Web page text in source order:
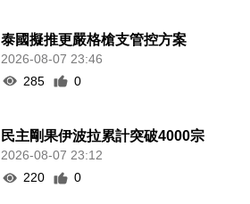
泰國擬推更嚴格槍支管控方案
2026-08-07 23:46
285
0
民主剛果伊波拉累計突破4000宗
2026-08-07 23:12
220
0